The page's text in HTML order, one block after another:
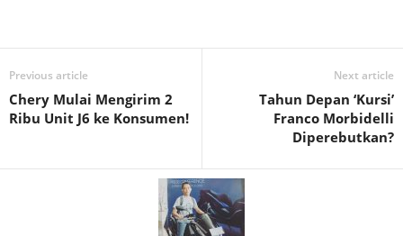
Previous article
Chery Mulai Mengirim 2
Ribu Unit J6 ke Konsumen!
Next article
Tahun Depan ‘Kursi’
Franco Morbidelli
Diperebutkan?